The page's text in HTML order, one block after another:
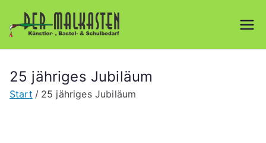
Malkasten
GmbH
Schulbedarf
25 jähriges Jubiläum
Start 25 jähriges Jubiläum